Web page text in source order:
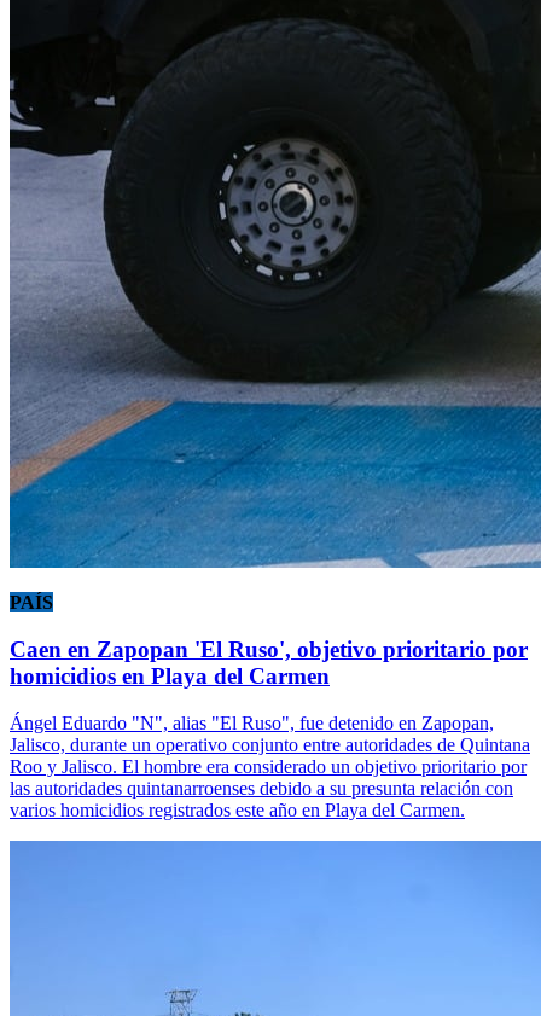
PAÍS
Caen en Zapopan 'El Ruso', objetivo prioritario por
homicidios en Playa del Carmen
Ángel Eduardo "N", alias "El Ruso", fue detenido en Zapopan,
Jalisco, durante un operativo conjunto entre autoridades de Quintana
Roo y Jalisco. El hombre era considerado un objetivo prioritario por
las autoridades quintanarroenses debido a su presunta relación con
varios homicidios registrados este año en Playa del Carmen.